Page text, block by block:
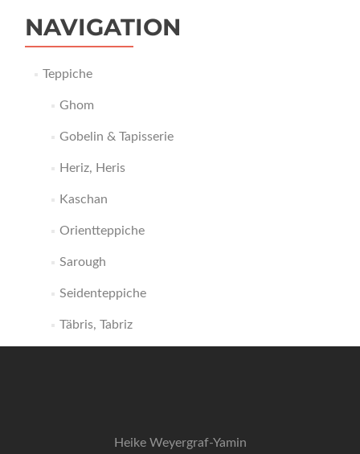
NAVIGATION
Teppiche
Ghom
Gobelin & Tapisserie
Heriz, Heris
Kaschan
Orientteppiche
Sarough
Seidenteppiche
Täbris, Tabriz
Heike Weyergraf-Yamin